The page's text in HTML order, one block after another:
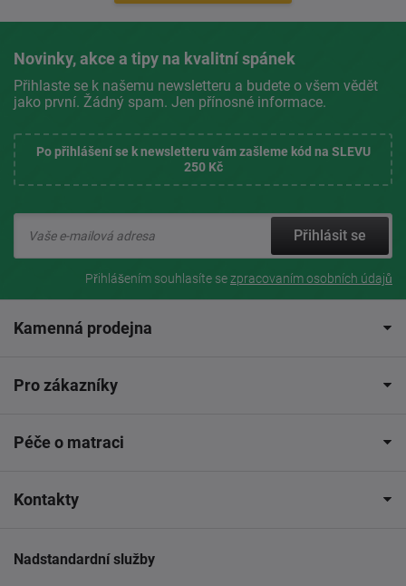
Novinky, akce a tipy na kvalitní spánek
Přihlaste se k našemu newsletteru a budete o všem vědět
jako první. Žádný spam. Jen přínosné informace.
Po přihlášení se k newsletteru vám zašleme kód na SLEVU
250 Kč
Přihlásit se
Přihlášením souhlasíte sezpracovaním osobních údajů
Kamenná prodejna
Pro zákazníky
Péče o matraci
Kontakty
Nadstandardní služby